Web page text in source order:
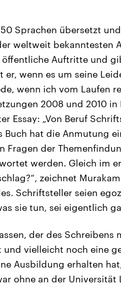
Sprachen übersetzt
weltweit bekanntesten
Auftritte und
wenn es um seine
wenn ich vom Laufen
2008 und 2010 in
„Von Beruf
Buch hat die Anmutung
Fragen der
werden. Gleich im
zeichnet
Schriftsteller seien
sie tun, sei eigentlich
der des Schreibens
vielleicht noch eine
Ausbildung erhalten
ohne an der